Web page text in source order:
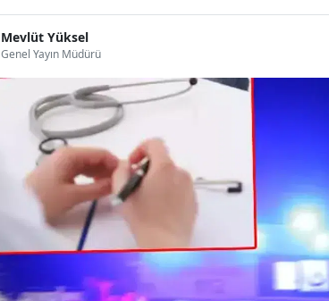
Mevlüt Yüksel
Genel Yayın Müdürü